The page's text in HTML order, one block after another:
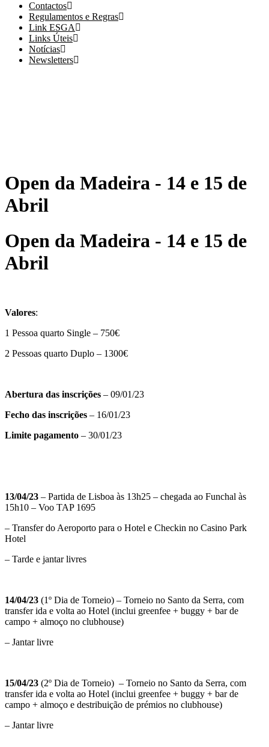
Contactos
Regulamentos e Regras
Link ESGA
Links Úteis
Notícias
Newsletters
Open da Madeira - 14 e 15 de
Abril
Open da Madeira - 14 e 15 de
Abril
Valores:
1 Pessoa quarto Single – 750€
2 Pessoas quarto Duplo – 1300€
Abertura das inscrições – 09/01/23
Fecho das inscrições – 16/01/23
Limite pagamento – 30/01/23
13/04/23 – Partida de Lisboa às 13h25 – chegada ao Funchal às
15h10 – Voo TAP 1695
– Transfer do Aeroporto para o Hotel e Checkin no Casino Park
Hotel
– Tarde e jantar livres
14/04/23 (1º Dia de Torneio) – Torneio no Santo da Serra, com
transfer ida e volta ao Hotel (inclui greenfee + buggy + bar de
campo + almoço no clubhouse)
– Jantar livre
15/04/23 (2º Dia de Torneio) – Torneio no Santo da Serra, com
transfer ida e volta ao Hotel (inclui greenfee + buggy + bar de
campo + almoço e destribuição de prémios no clubhouse)
– Jantar livre